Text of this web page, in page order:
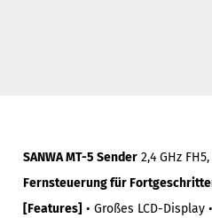
SANWA MT-5 Sender 2,4 GHz
Fernsteuerung für
[Features] • Großes LCD-